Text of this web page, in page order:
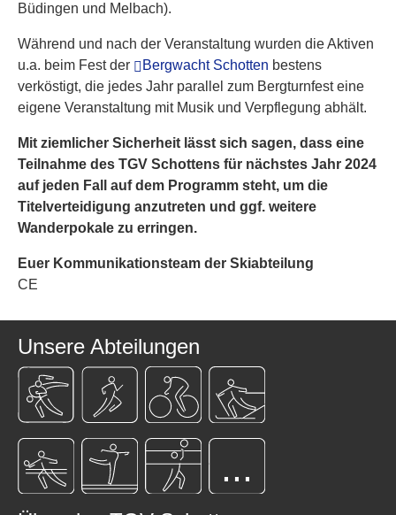
Büdingen und Melbach).
Während und nach der Veranstaltung wurden die Aktiven
u.a. beim Fest der
Bergwacht Schotten bestens
verköstigt, die jedes Jahr parallel zum Bergturnfest eine
eigene Veranstaltung mit Musik und Verpflegung abhält.
Mit ziemlicher Sicherheit lässt sich sagen, dass eine
Teilnahme des TGV Schottens für nächstes Jahr 2024
auf jeden Fall auf dem Programm steht, um die
Titelverteidigung anzutreten und ggf. weitere
Wanderpokale zu erringen.
Euer Kommunikationsteam der Skiabteilung
CE
Unsere Abteilungen
...